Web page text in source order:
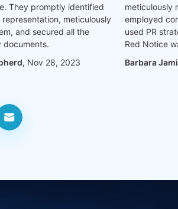
They promptly identified
representation, meticulously
and secured all the
documents.
Nov 28, 2023
meticulously
employed
used PR
Red Notice
Barbara